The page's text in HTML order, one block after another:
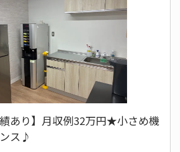
績あり】月収例32万円★小さめ機
ス♪